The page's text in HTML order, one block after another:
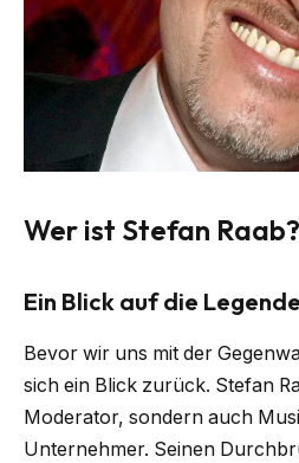
Wer ist Stefan Raab?
Ein Blick auf die Legende
Bevor wir uns mit der
sich ein Blick zurück. Stefan
Moderator, sondern auch
Unternehmer. Seinen